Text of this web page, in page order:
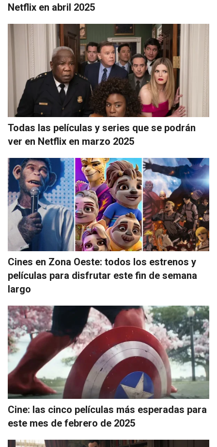
Netflix en abril 2025
Todas las películas y series que se podrán
ver en Netflix en marzo 2025
Cines en Zona Oeste: todos los estrenos y
películas para disfrutar este fin de semana
largo
Cine: las cinco películas más esperadas para
este mes de febrero de 2025